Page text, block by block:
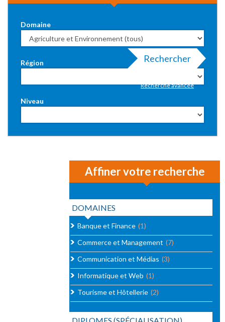
Domaine
Région
Niveau
Rechercher
Recherche avancée
Affiner votre recherche
DOMAINES
Banque et Finance (1)
Commerce et Management (7)
Communication et Médias (3)
Informatique et Web (1)
Tourisme et Hôtellerie (2)